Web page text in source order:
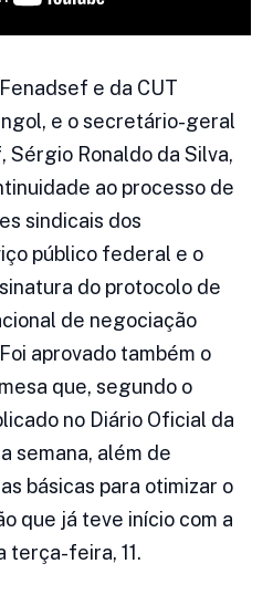
e da CUT
e o secretário-geral
Ronaldo da Silva,
ao processo de
sindicais dos
público federal e o
do protocolo de
de negociação
aprovado também o
que, segundo o
no Diário Oficial da
semana, além de
básicas para otimizar o
que já teve início com a
terça-feira, 11.